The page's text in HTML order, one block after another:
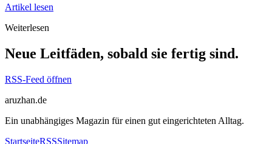
Artikel lesen
Weiterlesen
Neue Leitfäden, sobald sie fertig sind.
RSS-Feed öffnen
aruzhan.de
Ein unabhängiges Magazin für einen gut eingerichteten Alltag.
StartseiteRSSSitemap